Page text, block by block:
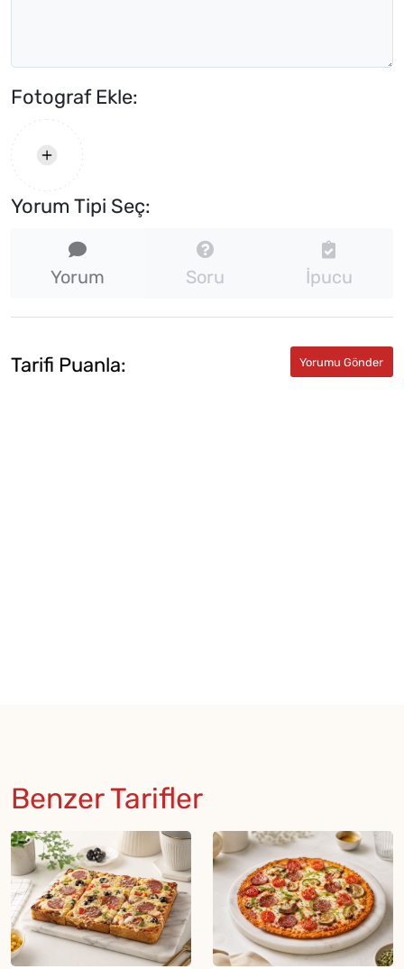
Fotograf Ekle:
Yorum Tipi Seç:
Yorum Soru İpucu
Tarifi Puanla:
Benzer Tarifler